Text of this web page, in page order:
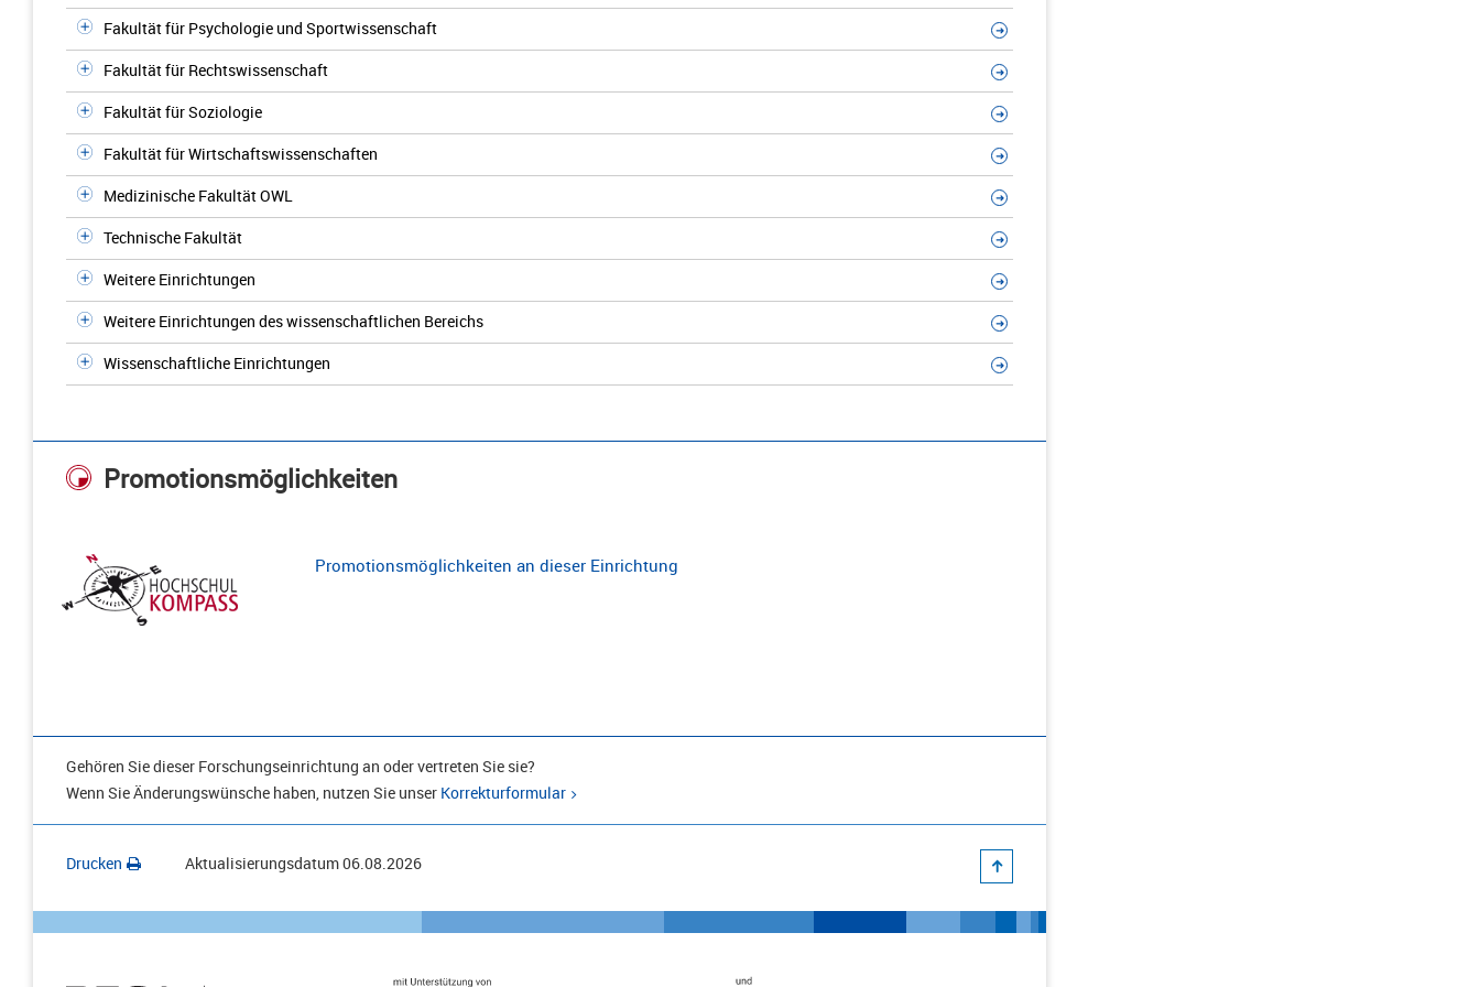
Fakultät für Psychologie und Sportwissenschaft
Fakultät für Rechtswissenschaft
Fakultät für Soziologie
Fakultät für Wirtschaftswissenschaften
Medizinische Fakultät OWL
Technische Fakultät
Weitere Einrichtungen
Weitere Einrichtungen des wissenschaftlichen Bereichs
Wissenschaftliche Einrichtungen
Promotionsmöglichkeiten
Promotionsmöglichkeiten an dieser Einrichtung
Gehören Sie dieser Forschungseinrichtung an oder vertreten Sie sie?
Wenn Sie Änderungswünsche haben, nutzen Sie unser Korrekturformular
Drucken Aktualisierungsdatum06.08.2026